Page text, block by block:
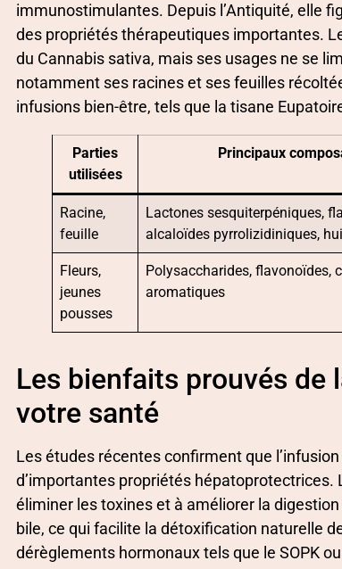
immunostimulantes. Depuis l’Antiquité, elle
des propriétés thérapeutiques importantes.
du Cannabis sativa, mais ses usages ne se
notamment ses racines et ses feuilles
infusions bien-être, tels que la tisane
Parties
utilisées
Principaux
Racine,
feuille
Lactones sesquiterpéniques,
alcaloïdes pyrrolizidiniques,
Fleurs,
jeunes
pousses
Polysaccharides, flavonoïdes,
aromatiques
Les bienfaits prouvés de
votre santé
Les études récentes confirment que
d’importantes propriétés
éliminer les toxines et à améliorer la
bile, ce qui facilite la détoxification naturelle
dérèglements hormonaux tels que le SOPK